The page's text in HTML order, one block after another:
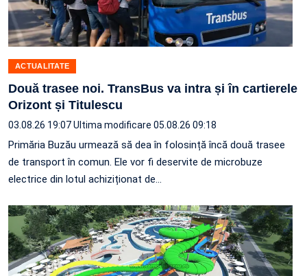
ACTUALITATE
Două trasee noi. TransBus va intra și în cartierele
Orizont și Titulescu
03.08.26 19:07Ultima modificare 05.08.26 09:18
Primăria Buzău urmează să dea în folosință încă două trasee
de transport în comun. Ele vor fi deservite de microbuze
electrice din lotul achiziționat de…